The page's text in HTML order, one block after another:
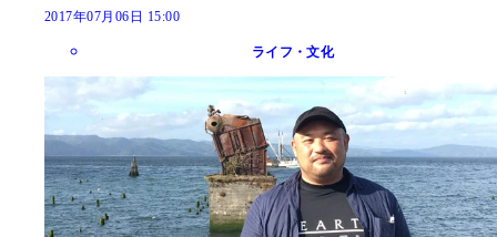
2017年07月06日 15:00
ライフ・文化